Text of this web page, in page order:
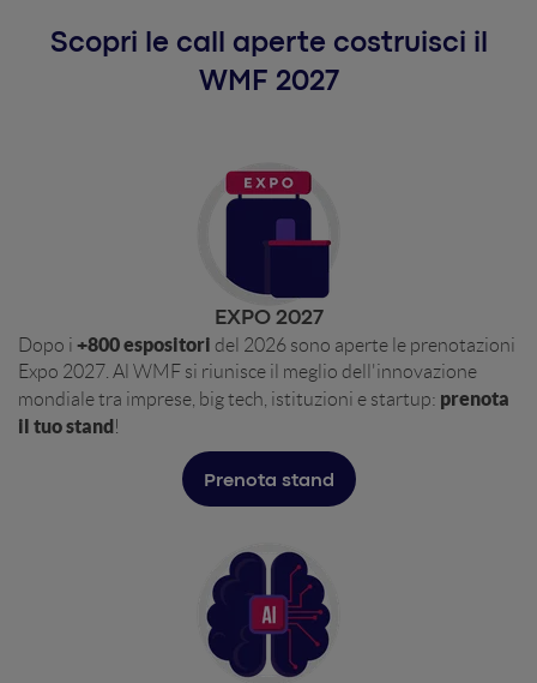
Scopri le call aperte costruisci il
WMF 2027
EXPO 2027
Dopo i +800 espositori del 2026 sono aperte le prenotazioni
Expo 2027. Al WMF si riunisce il meglio dell'innovazione
mondiale tra imprese, big tech, istituzioni e startup: prenota
il tuo stand!
Prenota stand